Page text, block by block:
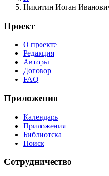
Никитин Иоган
Проект
О проекте
Редакция
Авторы
Договор
FAQ
Приложения
Календарь
Приложения
Библиотека
Поиск
Сотрудничество